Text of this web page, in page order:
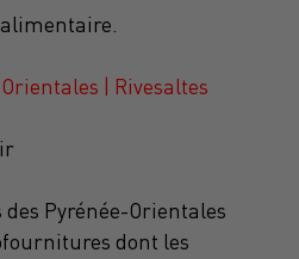
| Rivesaltes
Pyrénée-Orientales
dont les